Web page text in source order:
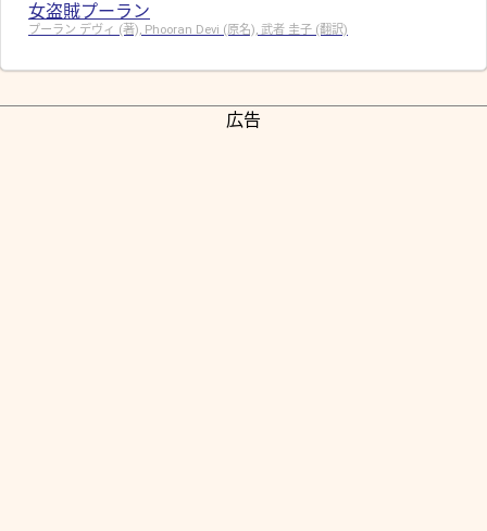
女盗賊プーラン
プーラン デヴィ (著), Phooran Devi (原名), 武者 圭子 (翻訳)
広告